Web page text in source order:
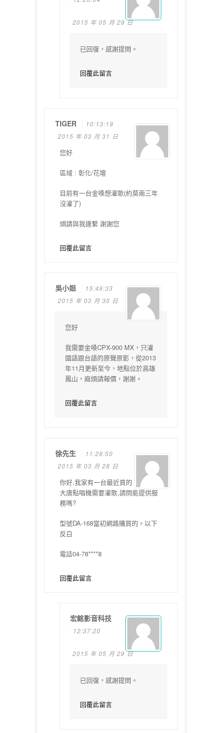
2015 年 05 月 29 日
已回復，感謝提問。
回覆此留言
TIGER
10:13:19
2015 年 03 月 31 日
您好
區域 : 彰化/花壇
目前有一台金嗓想灌歌(約莫兩三年
沒灌了)
煩請與我連繫 謝謝您
回覆此留言
吳小姐
15:49:33
2015 年 03 月 30 日
您好
我需要金嗓CPX-900 MX，只灌
國語跟台語的原聲原影，從2013
年11月更新至今，地點位於高雄
鳳山，麻煩請報價，謝謝。
回覆此留言
徐先生
11:28:50
2015 年 03 月 28 日
你好,我家有一台最近買的
大唐點唱機需要灌歌,請問能提供服
務嗎?
型號DA-168當初網路購買的。以下
反白
電話04-78****8
回覆此留言
宏銘影音科技
12:37:20
2015 年 05 月 29 日
已回復，感謝提問。
回覆此留言